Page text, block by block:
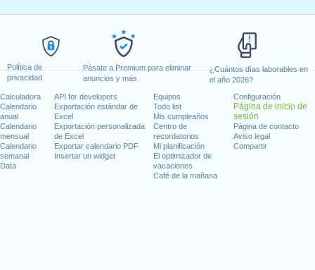
Política de
privacidad
Pásate a Premium para eliminar
anuncios y más
¿Cuántos días laborables en
el año 2026?
Calculadora
Calendario
anual
Calendario
mensual
Calendario
semanal
Data
API for developers
Exportación estándar de
Excel
Exportación personalizada
de Excel
Exportar calendario PDF
Insertar un widget
Equipos
Todo list
Mis cumpleaños
Centro de
recordatorios
Mi planificación
El optimizador de
vacaciones
Café de la mañana
Configuración
Página de inicio de
sesión
Página de contacto
Aviso legal
Compartir